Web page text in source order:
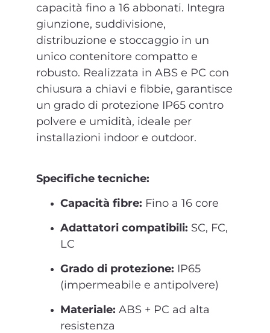
capacità fino a 16 abbonati. Integra
giunzione, suddivisione,
distribuzione e stoccaggio in un
unico contenitore compatto e
robusto. Realizzata in ABS e PC con
chiusura a chiavi e fibbie, garantisce
un grado di protezione IP65 contro
polvere e umidità, ideale per
installazioni indoor e outdoor.
Specifiche tecniche:
Capacità fibre: Fino a 16 core
Adattatori compatibili: SC, FC,
LC
Grado di protezione: IP65
(impermeabile e antipolvere)
Materiale: ABS + PC ad alta
resistenza